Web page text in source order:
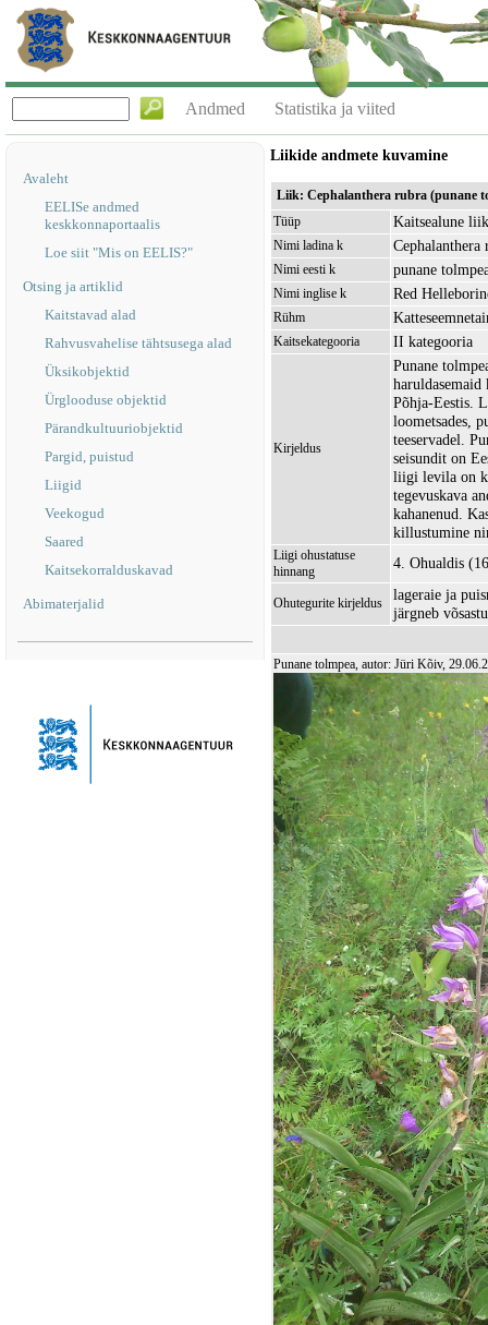
Andmed Statistika ja viited
Avaleht
EELISe andmed
keskkonnaportaalis
Loe siit "Mis on EELIS?"
Otsing ja artiklid
Kaitstavad alad
Rahvusvahelise tähtsusega alad
Üksikobjektid
Ürglooduse objektid
Pärandkultuuriobjektid
Pargid, puistud
Liigid
Veekogud
Saared
Kaitsekorralduskavad
Abimaterjalid
Liikide andmete kuvamine
Liik: Cephalanthera rubra (punane
Tüüp
Kaitsealune liik
Nimi ladina k Cephalanthera
Nimi eesti k punane
Nimi inglise k Red
Rühm
Kaitsekategooria II kategooria
Kirjeldus
Punane
Põhja-Eestis.
loometsades,
teeservadel.
seisundit on
liigi levila on
tegevuskava
kahanenud.
killustumine
Liigi ohustatuse
hinnang
4. Ohualdis
Ohutegurite kirjeldus
lageraie ja
järgneb
Punane tolmpea, autor: Jüri Kõiv,